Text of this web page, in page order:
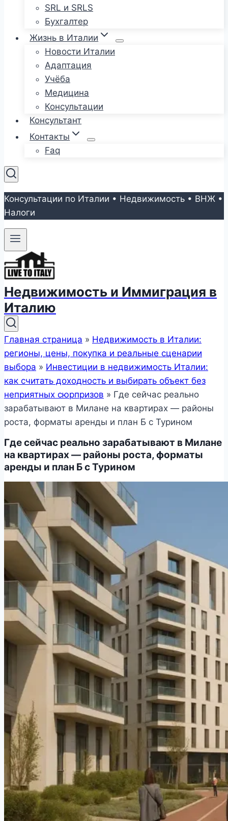
SRL и SRLS
Бухгалтер
Жизнь в Италии
Новости Италии
Адаптация
Учёба
Медицина
Консультации
Консультант
Контакты
Faq
Консультации по Италии • Недвижимость • ВНЖ •
Налоги
Недвижимость и Иммиграция в
Италию
Главная страница » Недвижимость в Италии:
регионы, цены, покупка и реальные сценарии
выбора » Инвестиции в недвижимость Италии:
как считать доходность и выбирать объект без
неприятных сюрпризов » Где сейчас реально
зарабатывают в Милане на квартирах — районы
роста, форматы аренды и план Б с Турином
Где сейчас реально зарабатывают в Милане
на квартирах — районы роста, форматы
аренды и план Б с Турином